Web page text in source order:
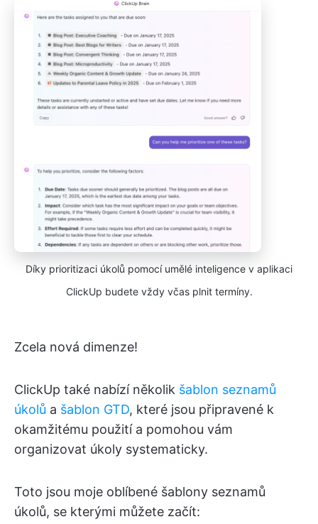
Díky prioritizaci úkolů pomocí umělé inteligence v aplikaci
ClickUp budete vždy včas plnit termíny.
Zcela nová dimenze!
ClickUp také nabízí několik šablon seznamů
úkolů a šablon GTD, které jsou připravené k
okamžitému použití a pomohou vám
organizovat úkoly systematicky.
Toto jsou moje oblíbené šablony seznamů
úkolů, se kterými můžete začít: